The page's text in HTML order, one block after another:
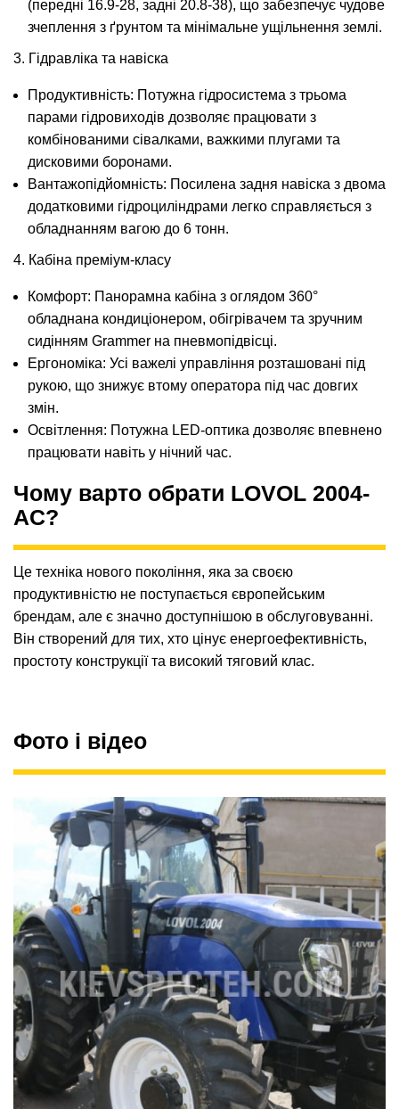
(передні 16.9-28, задні 20.8-38), що забезпечує чудове
зчеплення з ґрунтом та мінімальне ущільнення землі.
3. Гідравліка та навіска
Продуктивність: Потужна гідросистема з трьома
парами гідровиходів дозволяє працювати з
комбінованими сівалками, важкими плугами та
дисковими боронами.
Вантажопідйомність: Посилена задня навіска з двома
додатковими гідроциліндрами легко справляється з
обладнанням вагою до 6 тонн.
4. Кабіна преміум-класу
Комфорт: Панорамна кабіна з оглядом 360°
обладнана кондиціонером, обігрівачем та зручним
сидінням Grammer на пневмопідвісці.
Ергономіка: Усі важелі управління розташовані під
рукою, що знижує втому оператора під час довгих
змін.
Освітлення: Потужна LED-оптика дозволяє впевнено
працювати навіть у нічний час.
Чому варто обрати LOVOL 2004-
AC?
Це техніка нового покоління, яка за своєю
продуктивністю не поступається європейським
брендам, але є значно доступнішою в обслуговуванні.
Він створений для тих, хто цінує енергоефективність,
простоту конструкції та високий тяговий клас.
Фото і відео